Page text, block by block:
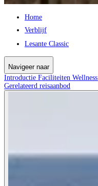
Home
Verblijf
Lesante Classic
Navigeer naar
Introductie Faciliteiten Wellness
Gerelateerd reisaanbod